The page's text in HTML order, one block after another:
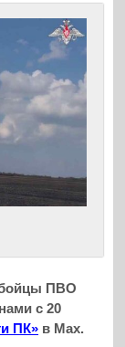
бойцы ПВО
с 20
ПК» в Max.